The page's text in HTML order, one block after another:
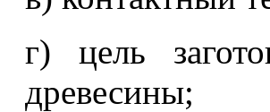
г) цель
древесины;